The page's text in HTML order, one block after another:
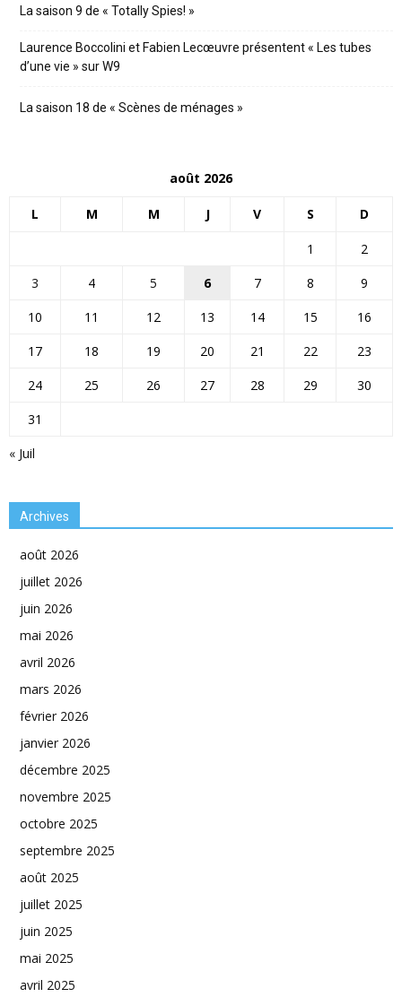
La saison 9 de « Totally Spies! »
Laurence Boccolini et Fabien Lecœuvre présentent « Les tubes
d’une vie » sur W9
La saison 18 de « Scènes de ménages »
août 2026
L M M J V S D
« Juil
1
2
3
4 5 6 7 8
9
10
11 12 13 14 15
16
17
18 19 20 21 22
23
24
25 26 27 28 29
30
31
Archives
août 2026
juillet 2026
juin 2026
mai 2026
avril 2026
mars 2026
février 2026
janvier 2026
décembre 2025
novembre 2025
octobre 2025
septembre 2025
août 2025
juillet 2025
juin 2025
mai 2025
avril 2025